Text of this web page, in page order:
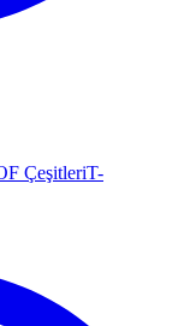
ÇeşitleriT-